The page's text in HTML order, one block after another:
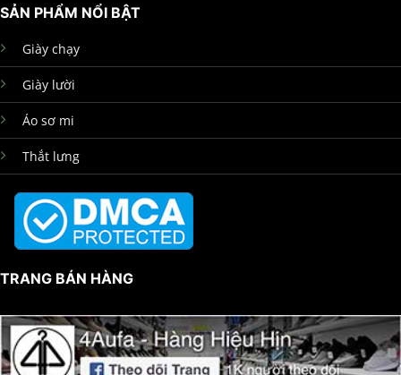
SẢN PHẨM NỔI BẬT
Giày chạy
Giày lười
Áo sơ mi
Thắt lưng
TRANG BÁN HÀNG